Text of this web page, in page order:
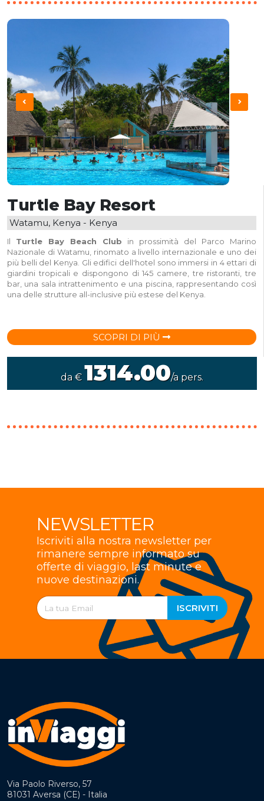
Turtle Bay Resort
Watamu, Kenya - Kenya
Il Turtle Bay Beach Club in prossimità del Parco Marino
Nazionale di Watamu, rinomato a livello internazionale e uno dei
più belli del Kenya. Gli edifici dell'hotel sono immersi in 4 ettari di
giardini tropicali e dispongono di 145 camere, tre ristoranti, tre
bar, una sala intrattenimento e una piscina, rappresentando così
una delle strutture all-inclusive più estese del Kenya.
SCOPRI DI PIÙ
da €1314.00/a pers.
NEWSLETTER
Iscriviti alla nostra newsletter per
rimanere sempre informato su
offerte di viaggio, last minute e
nuove destinazioni.
ISCRIVITI
Via Paolo Riverso, 57
81031 Aversa (CE) - Italia